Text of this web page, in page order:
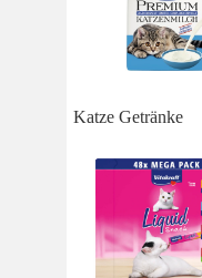
Katze Getränke